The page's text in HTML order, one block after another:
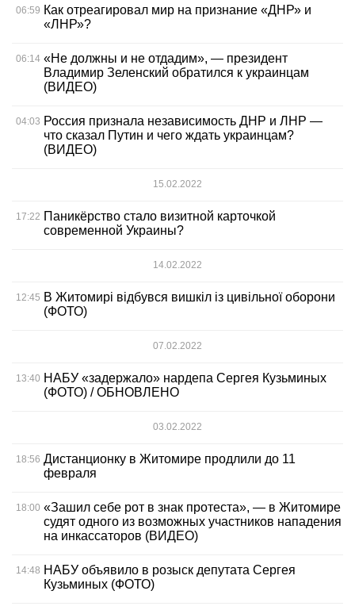
06:59 Как отреагировал мир на признание «ДНР» и
«ЛНР»?
06:14 «Не должны и не отдадим», — президент
Владимир Зеленский обратился к украинцам
(ВИДЕО)
04:03 Россия признала независимость ДНР и ЛНР —
что сказал Путин и чего ждать украинцам?
(ВИДЕО)
15.02.2022
17:22 Паникёрство стало визитной карточкой
современной Украины?
14.02.2022
12:45 В Житомирі відбувся вишкіл із цивільної оборони
(ФОТО)
07.02.2022
13:40 НАБУ «задержало» нардепа Сергея Кузьминых
(ФОТО) / ОБНОВЛЕНО
03.02.2022
18:56 Дистанционку в Житомире продлили до 11
февраля
18:00 «Зашил себе рот в знак протеста», — в Житомире
судят одного из возможных участников нападения
на инкассаторов (ВИДЕО)
14:48 НАБУ объявило в розыск депутата Сергея
Кузьминых (ФОТО)